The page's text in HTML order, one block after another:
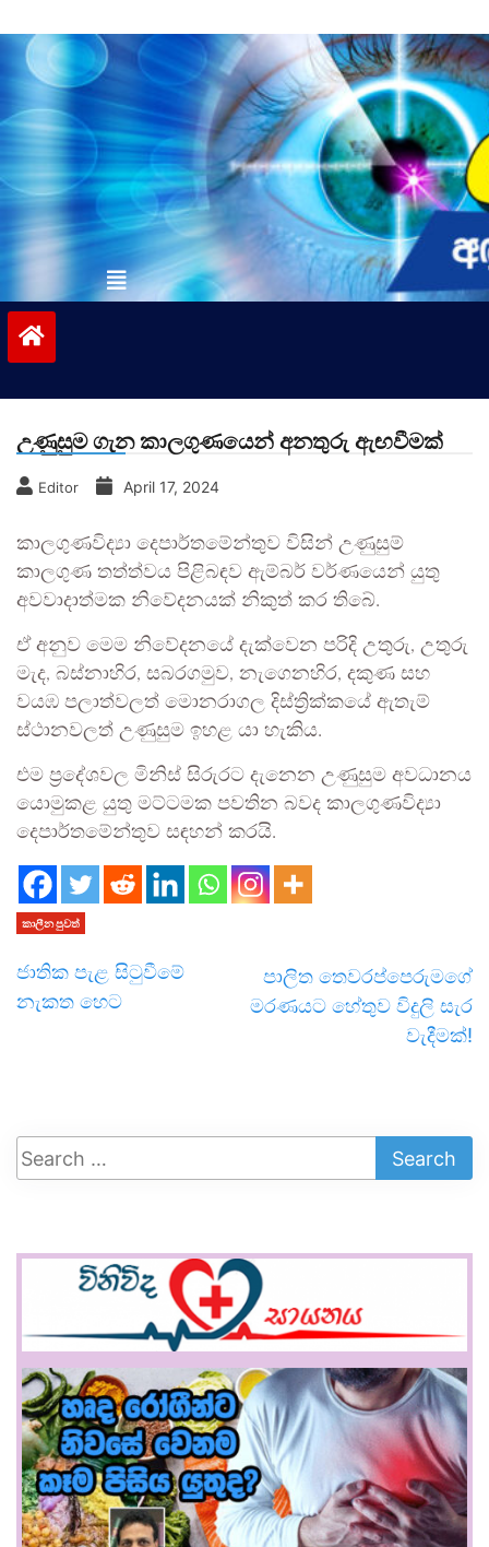
to
contentvinivida.lk
උණුසුම ගැන කාලගුණයෙන් අනතුරු ඇඟවීමක්
Editor April 17, 2024
කාලගුණවිද්‍යා දෙපාර්තමේන්තුව විසින් උණුසුම්
කාලගුණ තත්ත්වය පිළිබඳව ඇම්බර් වර්ණයෙන් යුතු
අවවාදාත්මක නිවේදනයක් නිකුත් කර තිබේ.
ඒ අනුව මෙම නිවේදනයේ දැක්වෙන පරිදි උතුරු, උතුරු
මැද, බස්නාහිර, සබරගමුව, නැගෙනහිර, දකුණ සහ
වයඹ පලාත්වලත් මොනරාගල දිස්ත්‍රික්කයේ ඇතැම්
ස්ථානවලත් උණුසුම ඉහළ යා හැකිය.
එම ප්‍රදේශවල මිනිස් සිරුරට දැනෙන උණුසුම අවධානය
යොමුකළ යුතු මට්ටමක පවතින බවද කාලගුණවිද්‍යා
දෙපාර්තමේන්තුව සඳහන් කරයි.
කාලීන පුවත්
ජාතික පැළ සිටුවීමේ
නැකත හෙට
පාලිත තෙවරප්පෙරුමගේ
මරණයට හේතුව විදුලි සැර
වැදීමක්!